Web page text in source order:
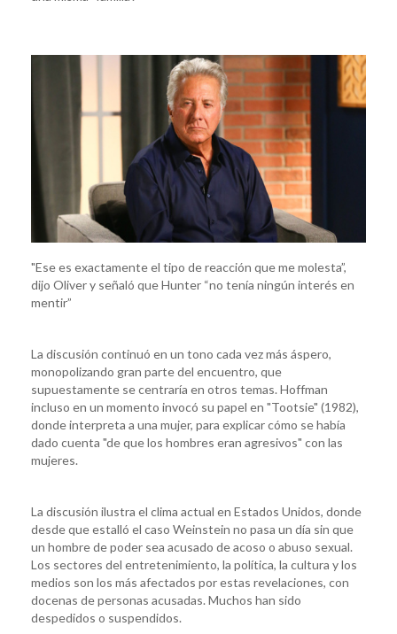
"Ese es exactamente el tipo de reacción que me molesta”,
dijo Oliver y señaló que Hunter “no tenía ningún interés en
mentir”
La discusión continuó en un tono cada vez más áspero,
monopolizando gran parte del encuentro, que
supuestamente se centraría en otros temas. Hoffman
incluso en un momento invocó su papel en "Tootsie" (1982),
donde interpreta a una mujer, para explicar cómo se había
dado cuenta "de que los hombres eran agresivos" con las
mujeres.
La discusión ilustra el clima actual en Estados Unidos, donde
desde que estalló el caso Weinstein no pasa un día sin que
un hombre de poder sea acusado de acoso o abuso sexual.
Los sectores del entretenimiento, la política, la cultura y los
medios son los más afectados por estas revelaciones, con
docenas de personas acusadas. Muchos han sido
despedidos o suspendidos.